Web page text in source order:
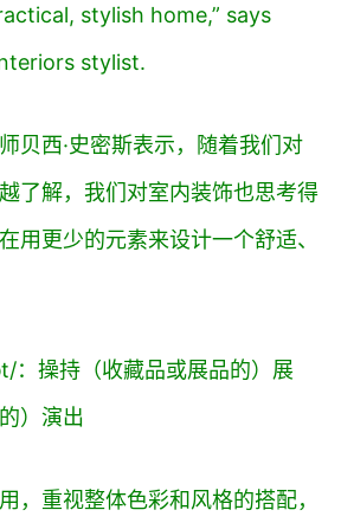
stylish home,” says
stylist.
贝西·史密斯表示，随着我们对
了解，我们对室内装饰也思考得
用更少的元素来设计一个舒适、
：操持（收藏品或展品的）展
）演出
，重视整体色彩和风格的搭配，